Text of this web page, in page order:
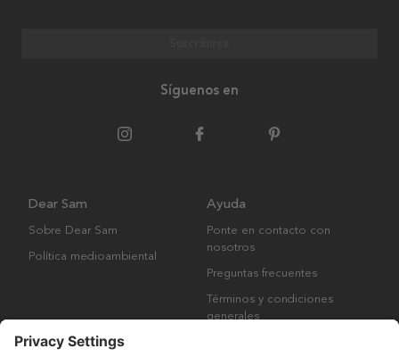
Síguenos en
Dear Sam
Sobre Dear Sam
Política medioambiental
Ayuda
Ponte en contacto con
nosotros
Preguntas frecuentes
Términos y condiciones
generales